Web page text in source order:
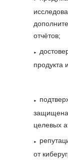
отчётов;
продукта
защищена
целевых
от